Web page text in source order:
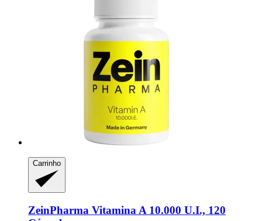
Carrinho
ZeinPharma Vitamina A 10.000 U.I., 120